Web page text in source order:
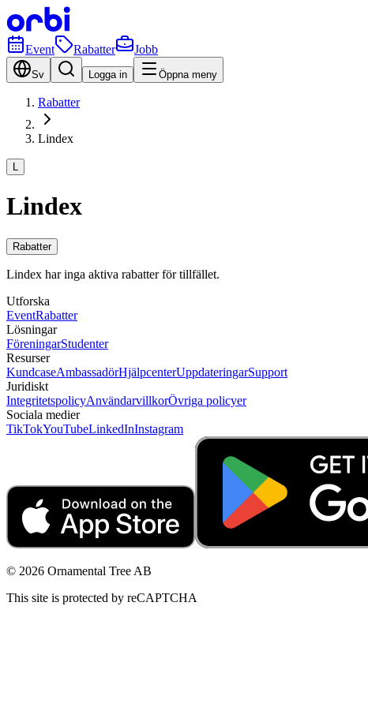
Event Rabatter Jobb
Sv Logga in Öppna meny
Rabatter
Lindex
L
Lindex
Rabatter
Lindex har inga aktiva rabatter för tillfället.
Utforska
EventRabatter
Lösningar
FöreningarStudenter
Resurser
KundcaseAmbassadörHjälpcenterUppdateringarSupport
Juridiskt
IntegritetspolicyAnvändarvillkorÖvriga policyer
Sociala medier
TikTokYouTubeLinkedInInstagram
© 2026 Ornamental Tree AB
This site is protected by reCAPTCHA